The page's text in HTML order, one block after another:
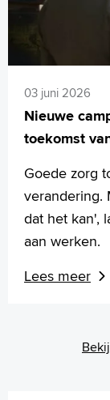
03 juni 2026
Nieuwe
toekomst
Goede zorg
verandering.
dat het kan',
aan werken.
Lees meer